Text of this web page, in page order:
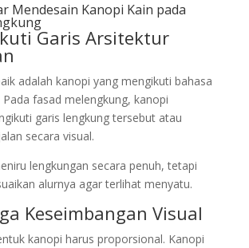
Mendesain Kanopi Kain pada
Garis Arsitektur
adalah kanopi yang mengikuti bahasa
fasad melengkung, kanopi
garis lengkung tersebut atau
secara visual.
lengkungan secara penuh, tetapi
alurnya agar terlihat menyatu.
Keseimbangan Visual
kanopi harus proporsional. Kanopi